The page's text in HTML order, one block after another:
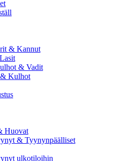
& Kannut
& Vadit
& Kulhot
Huovat
& Tyynynpäälliset
ulkotiloihin